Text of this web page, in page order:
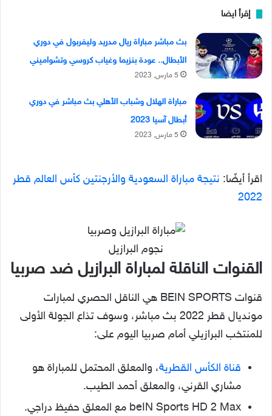
إقرأ ايضا
بث مباشر مباراة ريال مدريد وليفربول في دوري
الأبطال.. عودة بنزيما وغياب كروسي وتشواميني
5 مارس, 2023
مباراة الهلال وشباب الأهلي بث مباشر في دوري
أبطال آسيا 2023
5 مارس, 2023
اقرأ أيضًا: نتيجة مباراة السعودية والأرجنتين كأس العالم قطر
2022
نجوم البرازيل
القنوات الناقلة لمباراة البرازيل ضد صربيا
قنوات BEIN SPORTS هي الناقل الحصري لمبارات
مونديال قطر 2022 بث مباشر، وسوف تذاع الجولة الأولى
للمنتخب البرازيلي أمام صربيا اليوم على:
قناة الكأس القطرية، والمعلق المحتمل للمباراة هو
مشاري القرني، والمعلق أحمد الطيب.
beIN Sports HD 2 Max مع المعلق حفيظ دراجي.